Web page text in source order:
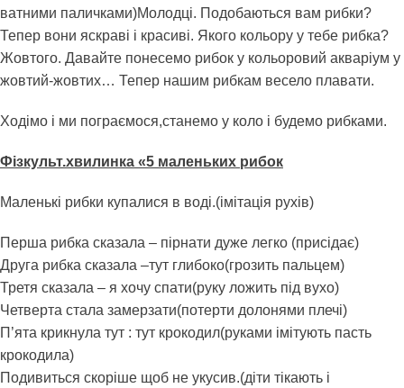
ватними паличками)Молодці. Подобаються вам рибки?
Тепер вони яскраві і красиві. Якого кольору у тебе рибка?
Жовтого. Давайте понесемо рибок у кольоровий акваріум у
жовтий-жовтих… Тепер нашим рибкам весело плавати.
Ходімо і ми пограємося,станемо у коло і будемо рибками.
Фізкульт.хвилинка «5 маленьких рибок
Маленькі рибки купалися в воді.(імітація рухів)
Перша рибка сказала – пірнати дуже легко (присідає)
Друга рибка сказала –тут глибоко(грозить пальцем)
Третя сказала – я хочу спати(руку ложить під вухо)
Четверта стала замерзати(потерти долонями плечі)
П’ята крикнула тут : тут крокодил(руками імітують пасть
крокодила)
Подивиться скоріше щоб не укусив.(діти тікають і